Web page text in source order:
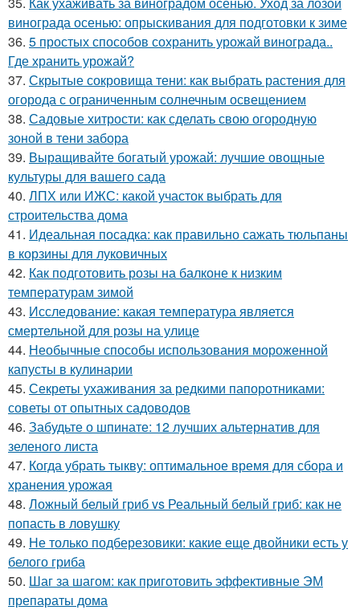
винограда осенью: опрыскивания для подготовки к зиме
36. 5 простых способов сохранить урожай винограда..
Где хранить урожай?
37. Скрытые сокровища тени: как выбрать растения для
огорода с ограниченным солнечным освещением
38. Садовые хитрости: как сделать свою огородную
зоной в тени забора
39. Выращивайте богатый урожай: лучшие овощные
культуры для вашего сада
40. ЛПХ или ИЖС: какой участок выбрать для
строительства дома
41. Идеальная посадка: как правильно сажать тюльпаны
в корзины для луковичных
42. Как подготовить розы на балконе к низким
температурам зимой
43. Исследование: какая температура является
смертельной для розы на улице
44. Необычные способы использования мороженной
капусты в кулинарии
45. Секреты ухаживания за редкими папоротниками:
советы от опытных садоводов
46. Забудьте о шпинате: 12 лучших альтернатив для
зеленого листа
47. Когда убрать тыкву: оптимальное время для сбора и
хранения урожая
48. Ложный белый гриб vs Реальный белый гриб: как не
попасть в ловушку
49. Не только подберезовики: какие еще двойники есть у
белого гриба
50. Шаг за шагом: как приготовить эффективные ЭМ
препараты дома